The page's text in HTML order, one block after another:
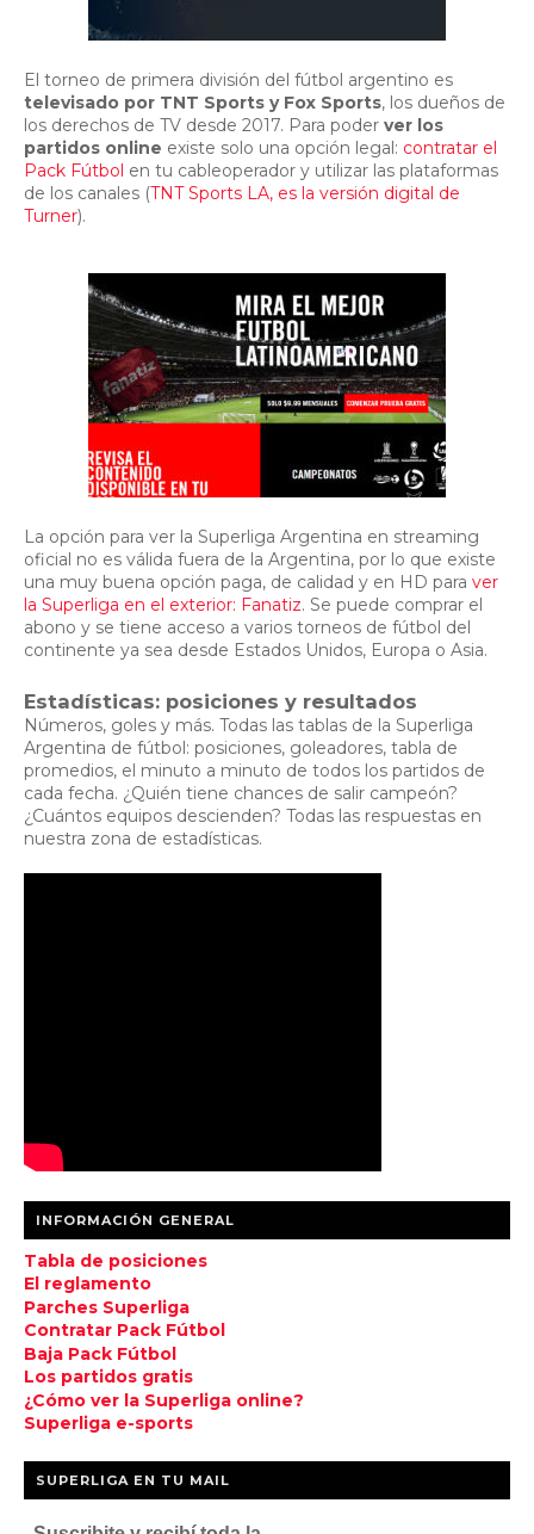
El torneo de primera división del fútbol argentino es
televisado por TNT Sports y Fox Sports, los dueños de
los derechos de TV desde 2017. Para poder ver los
partidos online existe solo una opción legal: contratar el
Pack Fútbol en tu cableoperador y utilizar las plataformas
de los canales (TNT Sports LA, es la versión digital de
Turner).
La opción para ver la Superliga Argentina en streaming
oficial no es válida fuera de la Argentina, por lo que existe
una muy buena opción paga, de calidad y en HD para ver
la Superliga en el exterior: Fanatiz. Se puede comprar el
abono y se tiene acceso a varios torneos de fútbol del
continente ya sea desde Estados Unidos, Europa o Asia.
Estadísticas: posiciones y resultados
Números, goles y más. Todas las tablas de la Superliga
Argentina de fútbol: posiciones, goleadores, tabla de
promedios, el minuto a minuto de todos los partidos de
cada fecha. ¿Quién tiene chances de salir campeón?
¿Cuántos equipos descienden? Todas las respuestas en
nuestra zona de estadísticas.
INFORMACIÓN GENERAL
Tabla de posiciones
El reglamento
Parches Superliga
Contratar Pack Fútbol
Baja Pack Fútbol
Los partidos gratis
¿Cómo ver la Superliga online?
Superliga e-sports
SUPERLIGA EN TU MAIL